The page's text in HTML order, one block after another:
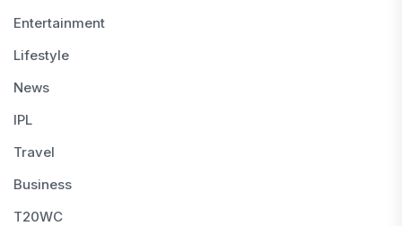
Entertainment
Lifestyle
News
IPL
Travel
Business
T20WC